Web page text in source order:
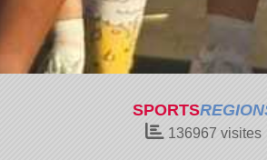
SPORTS
136967 visites